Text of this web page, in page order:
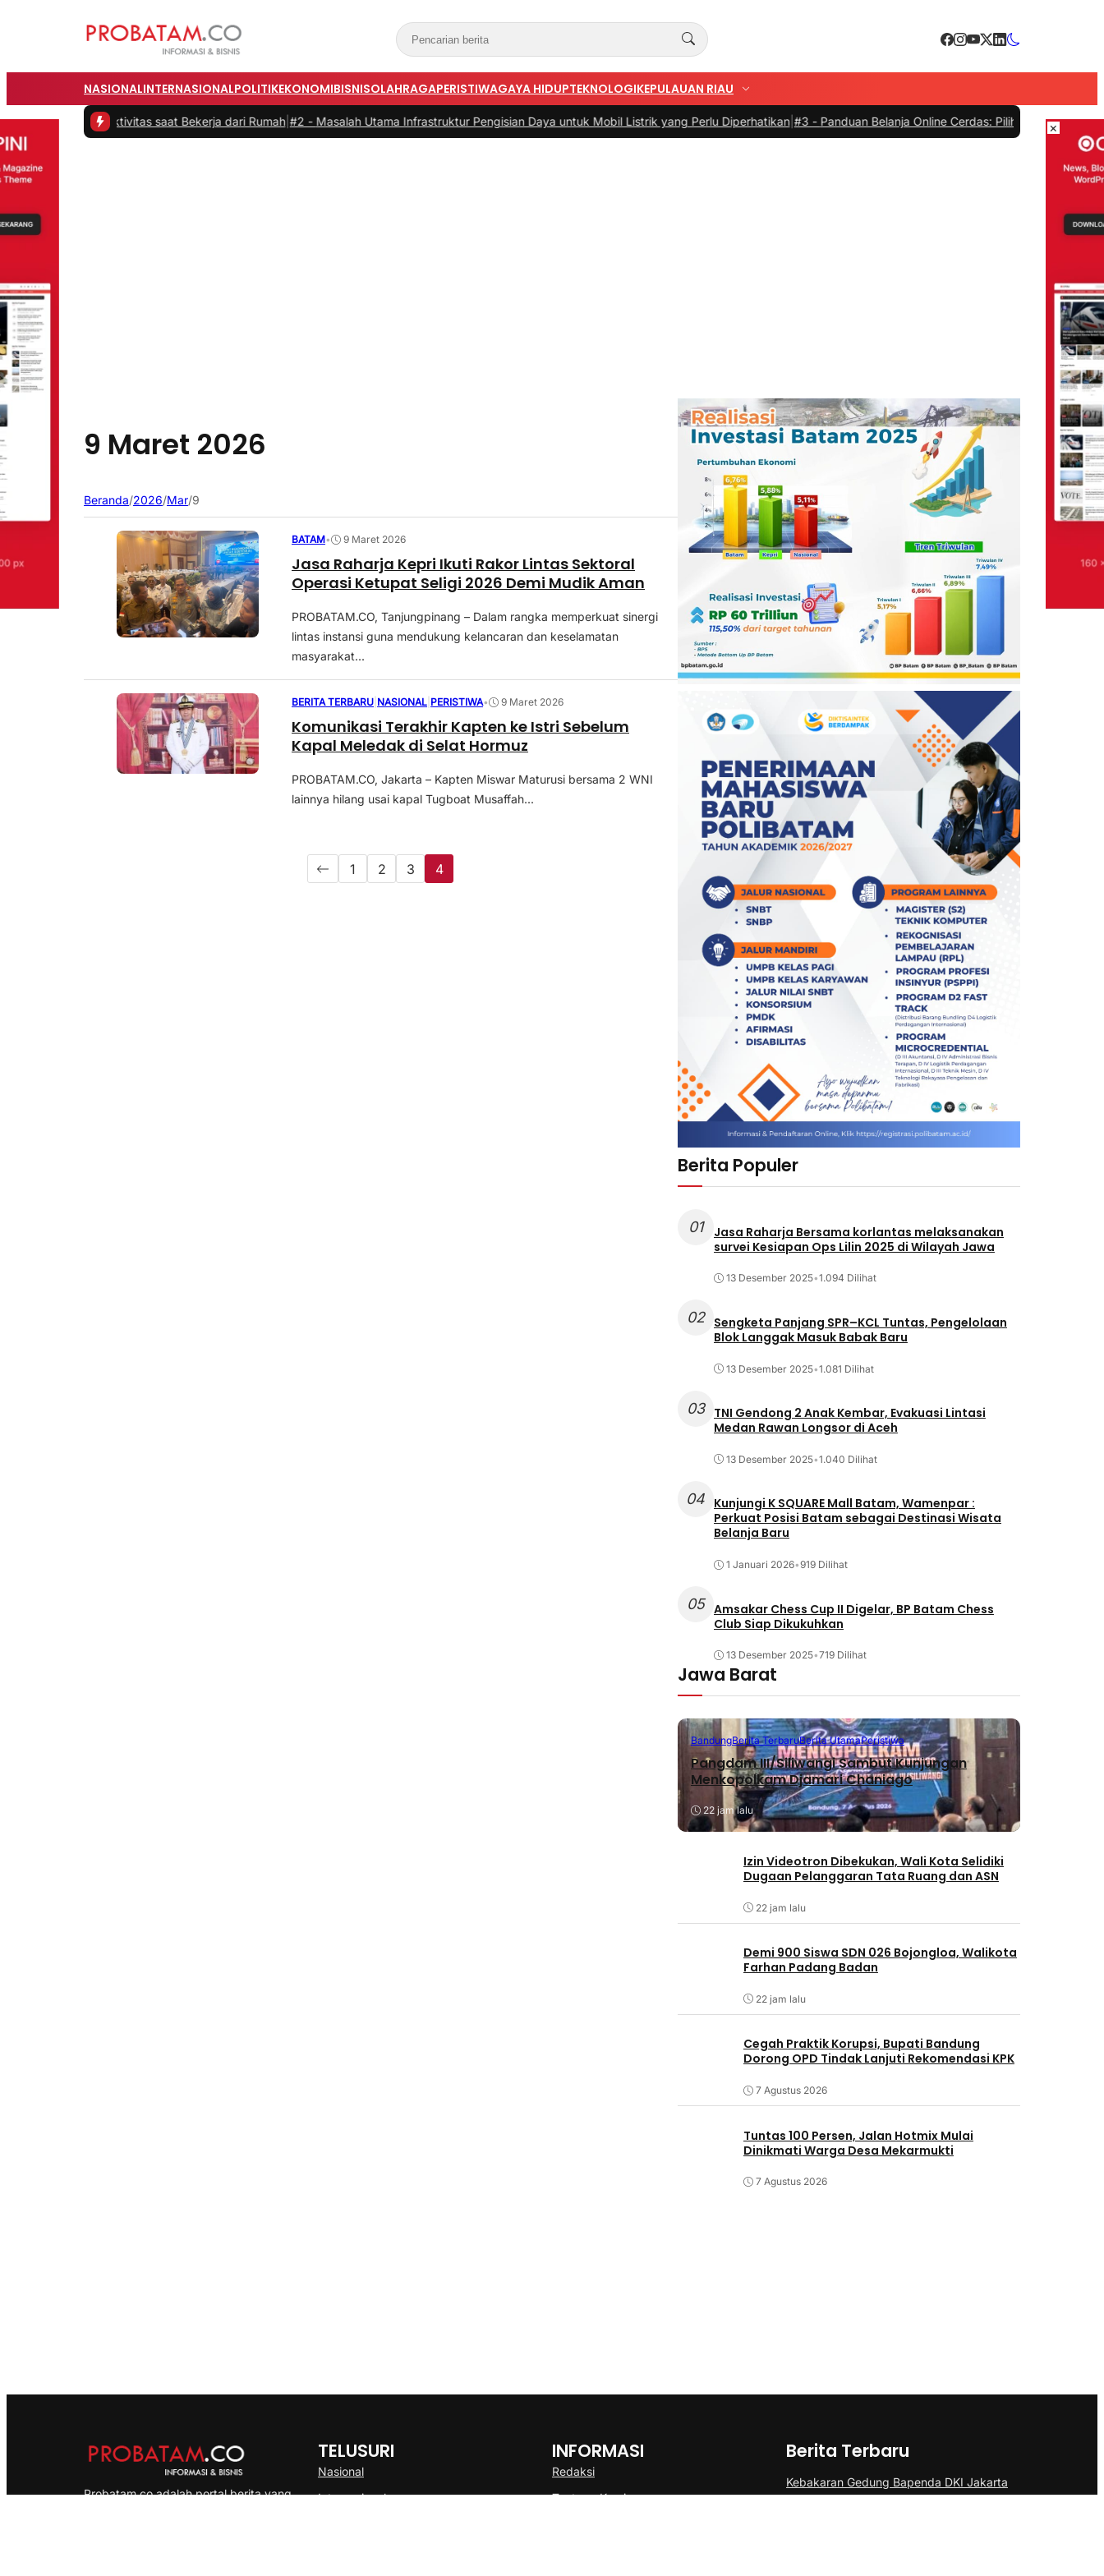
NASIONALINTERNASIONALPOLITIKEKONOMIBISNISOLAHRAGAPERISTIWAGAYA HIDUPTEKNOLOGIKEPULAUAN RIAU
Produktivitas saat Bekerja dari Rumah|#2 -Masalah Utama Infrastruktur Pengisian Daya untuk Mobil Listrik yang Perlu Diperhatikan|#3 -Panduan Belanja Online Cerdas: Pilih Produk dengan Bijak dan
9 Maret 2026
Beranda/2026/Mar/9
BATAM• 9 Maret 2026
Jasa Raharja Kepri Ikuti Rakor Lintas Sektoral
Operasi Ketupat Seligi 2026 Demi Mudik Aman
PROBATAM.CO, Tanjungpinang – Dalam rangka memperkuat sinergi
lintas instansi guna mendukung kelancaran dan keselamatan
masyarakat...
BERITA TERBARU NASIONAL PERISTIWA• 9 Maret 2026
Komunikasi Terakhir Kapten ke Istri Sebelum
Kapal Meledak di Selat Hormuz
PROBATAM.CO, Jakarta – Kapten Miswar Maturusi bersama 2 WNI
lainnya hilang usai kapal Tugboat Musaffah...
1 2 3 4
Berita Populer
01
Jasa Raharja Bersama korlantas melaksanakan
survei Kesiapan Ops Lilin 2025 di Wilayah Jawa
13 Desember 2025•1.094 Dilihat
02
Sengketa Panjang SPR–KCL Tuntas, Pengelolaan
Blok Langgak Masuk Babak Baru
13 Desember 2025•1.081 Dilihat
03
TNI Gendong 2 Anak Kembar, Evakuasi Lintasi
Medan Rawan Longsor di Aceh
13 Desember 2025•1.040 Dilihat
04 Kunjungi K SQUARE Mall Batam, Wamenpar :
Perkuat Posisi Batam sebagai Destinasi Wisata
Belanja Baru
1 Januari 2026•919 Dilihat
05 Amsakar Chess Cup II Digelar, BP Batam Chess
Club Siap Dikukuhkan
13 Desember 2025•719 Dilihat
Jawa Barat
BandungBerita TerbaruBerita UtamaPeristiwa
Pangdam III/Siliwangi Sambut Kunjungan
Menkopolkam Djamari Chaniago
22 jam lalu
Izin Videotron Dibekukan, Wali Kota Selidiki
Dugaan Pelanggaran Tata Ruang dan ASN
22 jam lalu
Demi 900 Siswa SDN 026 Bojongloa, Walikota
Farhan Padang Badan
22 jam lalu
Cegah Praktik Korupsi, Bupati Bandung
Dorong OPD Tindak Lanjuti Rekomendasi KPK
7 Agustus 2026
Tuntas 100 Persen, Jalan Hotmix Mulai
Dinikmati Warga Desa Mekarmukti
7 Agustus 2026
Probatam.co adalah portal berita yang
TELUSURI
Nasional
Internasional
INFORMASI
Redaksi
Tentang Kami
Berita Terbaru
Kebakaran Gedung Bapenda DKI Jakarta
di Gambir Berhasil Dipadamkan
×